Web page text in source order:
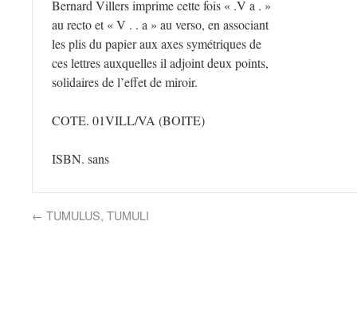
Bernard Villers imprime cette fois « .V a . »
au recto et « V . . a » au verso, en associant
les plis du papier aux axes symétriques de
ces lettres auxquelles il adjoint deux points,
solidaires de l’effet de miroir.
COTE. 01VILL/VA (BOITE)
ISBN. sans
← TUMULUS, TUMULI